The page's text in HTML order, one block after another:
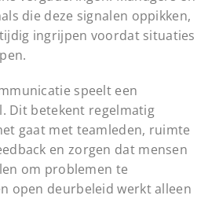
die deze signalen oppikken,
ingrijpen voordat situaties
speelt een
Dit betekent regelmatig
gaat met teamleden, ruimte
en zorgen dat mensen
om problemen te
open deurbeleid werkt alleen